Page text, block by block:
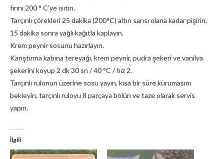
fırını 200 ° C’ye ısıtın.
Tarçınlı çörekleri 25 dakika (200°C) altın sarısı olana kadar pişirin,
15 dakika sonra yağlı kağıtla kaplayın.
Krem peynir sosunu hazırlayın.
Karıştırma kabına tereyağı, krem peynir, pudra şekeri ve vanilya
şekerini koyup 2 dk 30 sn / 40 °C / hız 2.
Tarçınlı rulonun üzerine sosu yayın, kısa bir süre kurumasını
bekleyin, tarçınlı ruloyu 8 parçaya bölün ve taze olarak servis
yapın.
İlgili